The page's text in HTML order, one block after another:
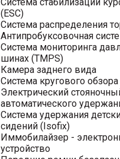
(ESC)
Система распределения
Антипробуксовочная
Система мониторинга
шинах (TMPS)
Камера заднего вида
Система кругового
Электрический
автоматического
Система удержания
сидений (Isofix)
Иммобилайзер -
устройство